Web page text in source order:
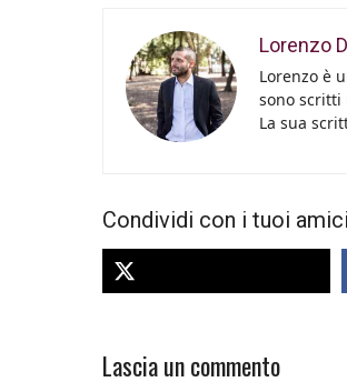
Lorenzo
Lorenzo è
sono scritti
La sua
Condividi con i tuoi
Lascia un commento